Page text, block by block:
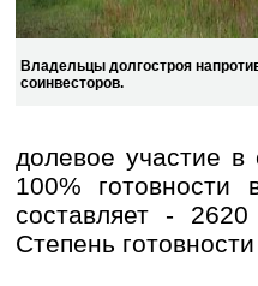
Владельцы долгостроя
соинвесторов.
долевое участие в
100% готовности
составляет -
Степень